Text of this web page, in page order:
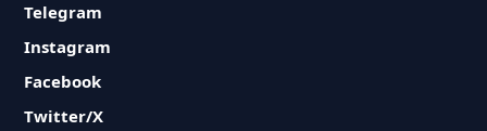
Telegram
Instagram
Facebook
Twitter/X